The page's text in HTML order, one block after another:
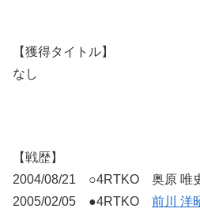
【獲得タイトル】
なし
【戦歴】
2004/08/21 ○4RTKO 奥原 唯
2005/02/05 ●4RTKO 前川 洋